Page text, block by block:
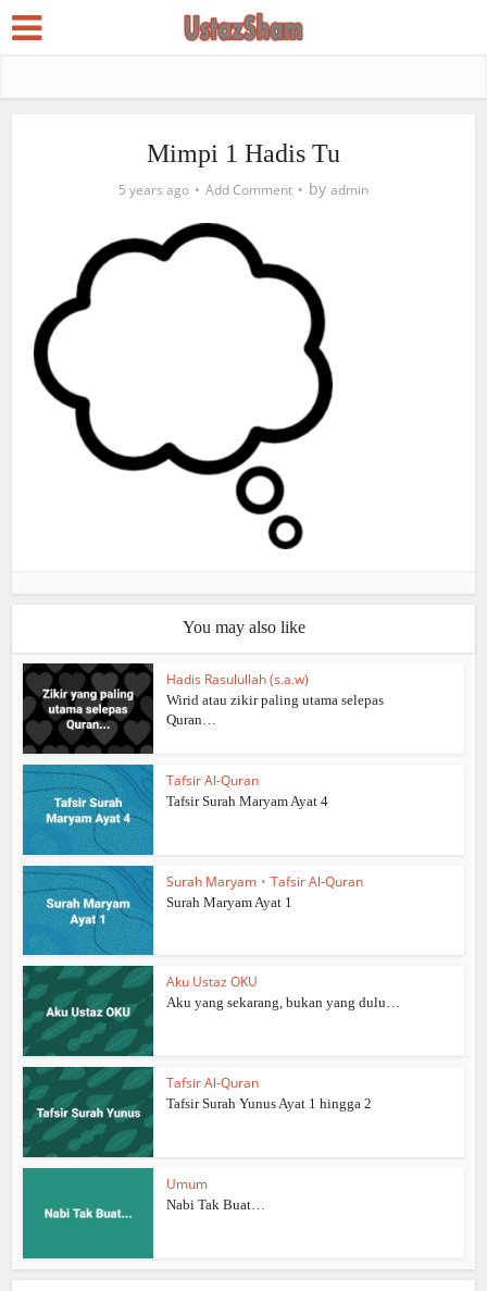
Mimpi 1 Hadis Tu
5 years ago Add Comment by admin
You may also like
Hadis Rasulullah (s.a.w)
Wirid atau zikir paling utama selepas
Quran…
Tafsir Al-Quran
Tafsir Surah Maryam Ayat 4
Surah Maryam • Tafsir Al-Quran
Surah Maryam Ayat 1
Aku Ustaz OKU
Aku yang sekarang, bukan yang dulu…
Tafsir Al-Quran
Tafsir Surah Yunus Ayat 1 hingga 2
Umum
Nabi Tak Buat…